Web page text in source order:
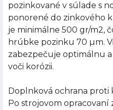
pozinkované v súlade s
ponorené do zinkového
je minimálne 500 gr/m2,
hrúbke pozinku 70 µm.
zabezpečuje optimálnu
voči korózii.
Doplnková ochrana proti
Po strojovom opracovaní